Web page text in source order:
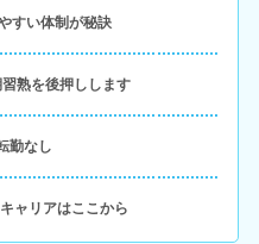
すい体制が秘訣
熟を後押しします
勤なし
ャリアはここから